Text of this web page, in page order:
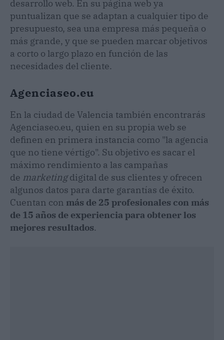
desarrollo web. En su página web ya
puntualizan que se adaptan a cualquier tipo de
presupuesto, sea una empresa más pequeña o
más grande, y que se pueden marcar objetivos
a corto o largo plazo en función de las
necesidades del cliente.
Agenciaseo.eu
En la ciudad de Valencia también encontrarás
Agenciaseo.eu, quien en su propia web se
definen en primera instancia como "la agencia
que no tiene vértigo". Su objetivo es sacar el
máximo rendimiento a las campañas
de marketingdigital de sus clientes y ofrecen
algunos datos para darte garantías de éxito.
Cuentan con más de 25 profesionales con más
de 15 años de experiencia para obtener los
mejores resultados.